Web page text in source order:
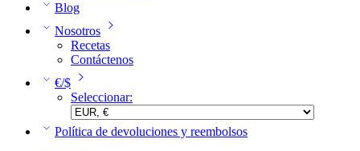
Blog
Nosotros
Recetas
Contáctenos
€/$
Seleccionar:
Política de devoluciones y reembolsos